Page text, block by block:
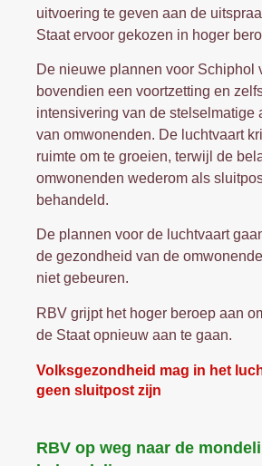
uitvoering te geven aan de
Staat ervoor gekozen in hoger
De nieuwe plannen voor Schiphol
bovendien een voortzetting en
intensivering van de stelselmatige
van omwonenden. De luchtvaart
ruimte om te groeien, terwijl de
omwonenden wederom als
behandeld.
De plannen voor de luchtvaart
de gezondheid van de
niet gebeuren.
RBV grijpt het hoger beroep aan
de Staat opnieuw aan te gaan.
Volksgezondheid mag in het
geen sluitpost zijn
RBV op weg naar de